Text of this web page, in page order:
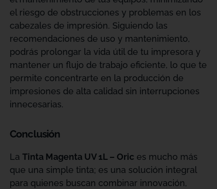
el riesgo de obstrucciones y problemas en los
cabezales de impresión. Siguiendo las
recomendaciones de uso y mantenimiento,
podrás prolongar la vida útil de tu impresora y
mantener un flujo de trabajo eficiente, lo que te
permite concentrarte en la producción de
impresiones de alta calidad sin interrupciones
innecesarias.
Conclusión
La Tinta Magenta UV 1L – Oric es mucho más
que una simple tinta; es una solución integral
para quienes buscan combinar innovación,